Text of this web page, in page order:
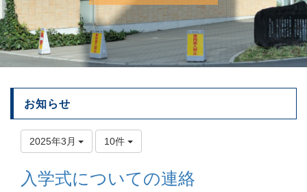
お知らせ
2025年3月 10件
入学式についての連絡